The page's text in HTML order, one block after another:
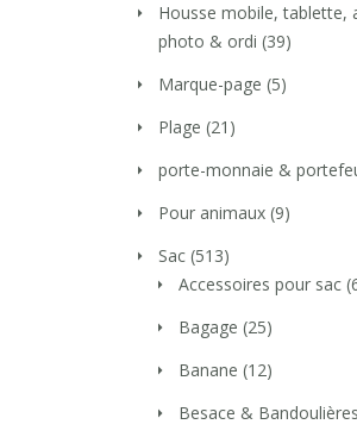
Housse mobile, tablette,
photo & ordi (39)
Marque-page (5)
Plage (21)
porte-monnaie &
Pour animaux (9)
Sac (513)
Accessoires pour sac
Bagage (25)
Banane (12)
Besace & Bandoulières